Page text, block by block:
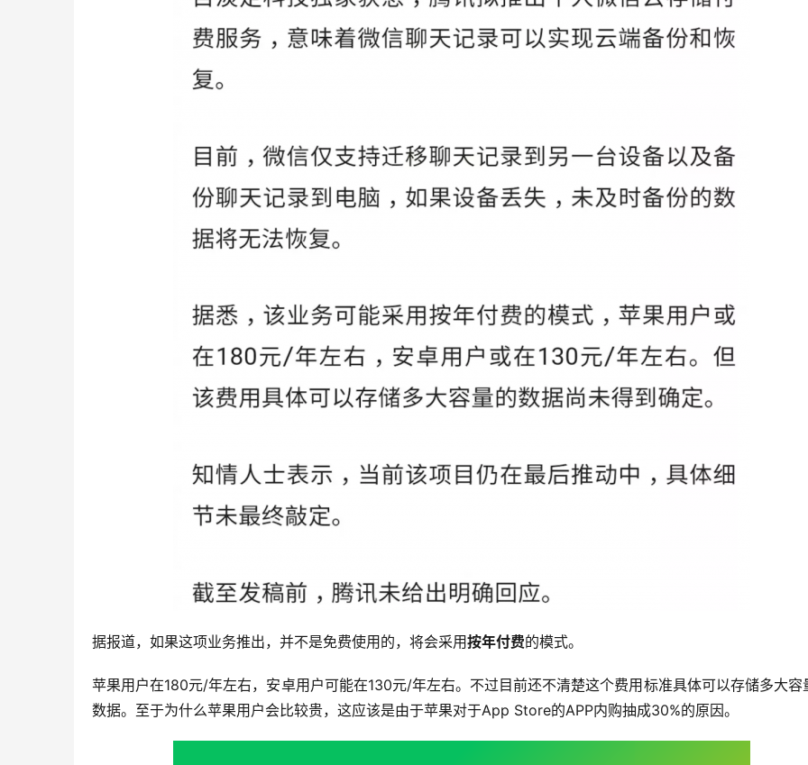
据报道，如果这项业务推出，并不是免费使用的，将会采用按年付费的模式。
苹果用户在180元/年左右，安卓用户可能在130元/年左右。不过目前还不清楚这个费用标准具体可以存储多大容
数据。至于为什么苹果用户会比较贵，这应该是由于苹果对于App Store的APP内购抽成30%的原因。